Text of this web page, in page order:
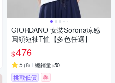
GIORDANO 女裝Sorona涼感
圓領短袖T恤【多色任選】
$476
5 (8) 總銷量>50
挑戰低價 券